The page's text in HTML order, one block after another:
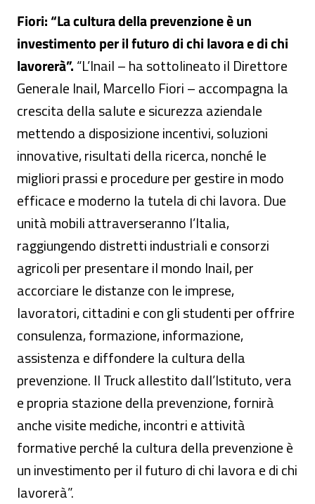
Fiori: “La cultura della prevenzione è un
investimento per il futuro di chi lavora e di chi
lavorerà”.“L’Inail – ha sottolineato il Direttore
Generale Inail, Marcello Fiori – accompagna la
crescita della salute e sicurezza aziendale
mettendo a disposizione incentivi, soluzioni
innovative, risultati della ricerca, nonché le
migliori prassi e procedure per gestire in modo
efficace e moderno la tutela di chi lavora. Due
unità mobili attraverseranno l’Italia,
raggiungendo distretti industriali e consorzi
agricoli per presentare il mondo Inail, per
accorciare le distanze con le imprese,
lavoratori, cittadini e con gli studenti per offrire
consulenza, formazione, informazione,
assistenza e diffondere la cultura della
prevenzione. Il Truck allestito dall’Istituto, vera
e propria stazione della prevenzione, fornirà
anche visite mediche, incontri e attività
formative perché la cultura della prevenzione è
un investimento per il futuro di chi lavora e di chi
lavorerà”.